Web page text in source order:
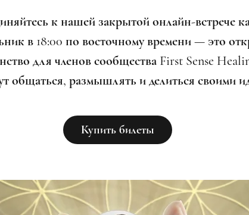
к нашей закрытой онлайн-встрече
в 18:00 по восточному времени — это
для членов сообщества First Sense
общаться, размышлять и делиться своими
Купить билеты